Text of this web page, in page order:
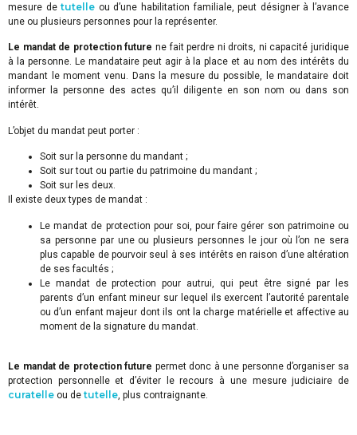
mesure detutelle ou d’une habilitation familiale, peut désigner à l’avance
une ou plusieurs personnes pour la représenter.
Le mandat de protection future ne fait perdre ni droits, ni capacité juridique
à la personne. Le mandataire peut agir à la place et au nom des intérêts du
mandant le moment venu. Dans la mesure du possible, le mandataire doit
informer la personne des actes qu’il diligente en son nom ou dans son
intérêt.
L’objet du mandat peut porter :
Soit sur la personne du mandant ;
Soit sur tout ou partie du patrimoine du mandant ;
Soit sur les deux.
Il existe deux types de mandat :
Le mandat de protection pour soi, pour faire gérer son patrimoine ou
sa personne par une ou plusieurs personnes le jour où l’on ne sera
plus capable de pourvoir seul à ses intérêts en raison d’une altération
de ses facultés ;
Le mandat de protection pour autrui, qui peut être signé par les
parents d’un enfant mineur sur lequel ils exercent l’autorité parentale
ou d’un enfant majeur dont ils ont la charge matérielle et affective au
moment de la signature du mandat.
Le mandat de protection future permet donc à une personne d’organiser sa
protection personnelle et d’éviter le recours à une mesure judiciaire de
curatelle ou de tutelle, plus contraignante.